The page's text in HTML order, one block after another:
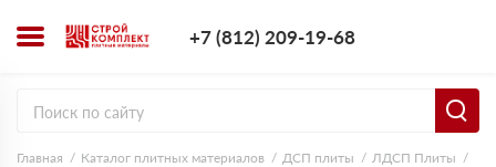
+7 (812) 209-19-68
Главная Каталог плитных материалов ДСП плиты
ЛДСП Плиты